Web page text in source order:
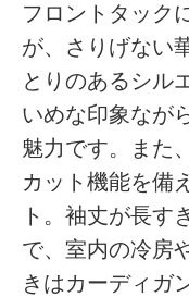
フロントタック
が、さりげない
とりのあるシル
いめな印象なが
魅力です。また
カット機能を備
ト。袖丈が長す
で、室内の冷房
きはカーディガ